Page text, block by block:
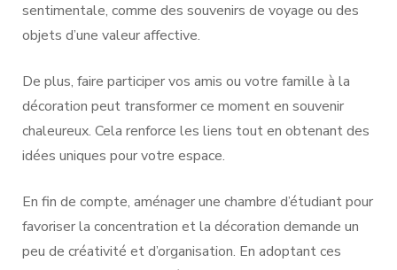
sentimentale, comme des souvenirs de voyage ou des
objets d’une valeur affective.
De plus, faire participer vos amis ou votre famille à la
décoration peut transformer ce moment en souvenir
chaleureux. Cela renforce les liens tout en obtenant des
idées uniques pour votre espace.
En fin de compte, aménager une chambre d’étudiant pour
favoriser la concentration et la décoration demande un
peu de créativité et d’organisation. En adoptant ces